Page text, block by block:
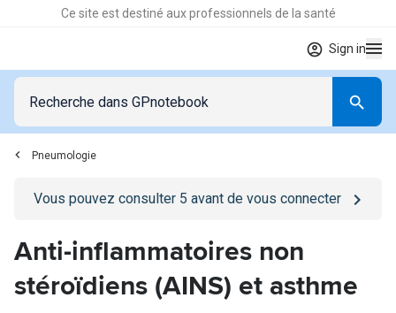
Ce site est destiné aux professionnels de la santé
Sign in
Pneumologie
Go to/se-connecterpage
Vous pouvez consulter 5 avant de vous connecter
Anti-inflammatoires non
stéroïdiens (AINS) et asthme